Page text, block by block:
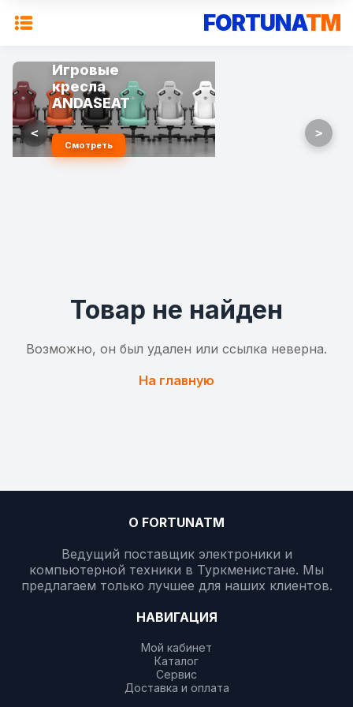
FORTUNATM
Игровые
кресла
ANDASEAT
Смотреть
< >
Товар не найден
Возможно, он был удален или ссылка неверна.
На главную
О FORTUNATM
Ведущий поставщик электроники и
компьютерной техники в Туркменистане. Мы
предлагаем только лучшее для наших клиентов.
НАВИГАЦИЯ
Мой кабинет
Каталог
Сервис
Доставка и оплата